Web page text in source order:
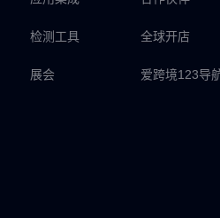
检测工具
展会
全球开店
爱跨境123导